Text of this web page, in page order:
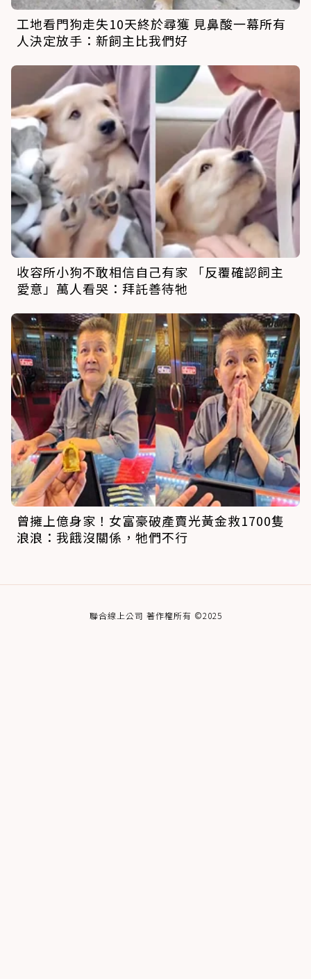
工地看門狗走失10天終於尋獲 見鼻酸一幕所有
人決定放手：新飼主比我們好
收容所小狗不敢相信自己有家 「反覆確認飼主
愛意」萬人看哭：拜託善待牠
曾擁上億身家！女富豪破產賣光黃金救1700隻
浪浪：我餓沒關係，牠們不行
聯合線上公司 著作權所有 ©2025